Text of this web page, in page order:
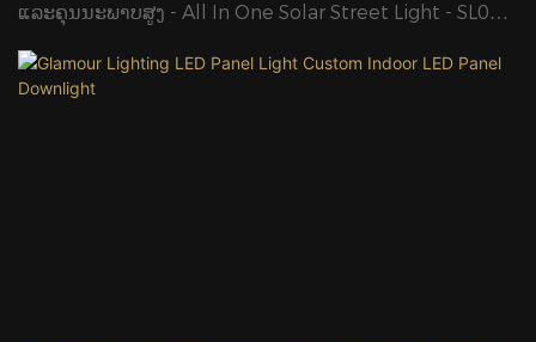
ແລະຄຸນນະພາບສູງ - All In One Solar Street Light - SL01
Series1. Monocrystalline Silicone Solar Panel, ໃຊ້ເວລາ
ສາກໄຟໄວພາຍໃນ 6-8 ຊົ່ວໂມງ; MPPT Solar Charge, ເຮັດ